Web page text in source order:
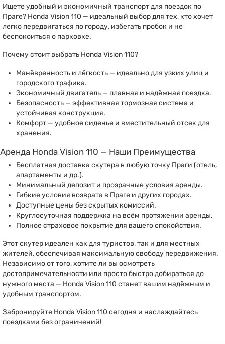
Ищете удобный и экономичный транспорт для поездок по
Праге? Honda Vision 110 — идеальный выбор для тех, кто хочет
легко передвигаться по городу, избегать пробок и не
беспокоиться о парковке.
Почему стоит выбрать Honda Vision 110?
Манёвренность и лёгкость — идеально для узких улиц и
городского трафика.
Экономичный двигатель — плавная и надёжная поездка.
Безопасность — эффективная тормозная система и
устойчивая конструкция.
Комфорт — удобное сиденье и вместительный отсек для
хранения.
Аренда Honda Vision 110 — Наши Преимущества
Бесплатная доставка скутера в любую точку Праги (отель,
апартаменты и др.).
Минимальный депозит и прозрачные условия аренды.
Гибкие условия возврата в Праге и других городах.
Доступные цены без скрытых комиссий.
Круглосуточная поддержка на всём протяжении аренды.
Полное страховое покрытие для вашего спокойствия.
Этот скутер идеален как для туристов, так и для местных
жителей, обеспечивая максимальную свободу передвижения.
Независимо от того, хотите ли вы осмотреть
достопримечательности или просто быстро добираться до
нужного места — Honda Vision 110 станет вашим надёжным и
удобным транспортом.
Забронируйте Honda Vision 110 сегодня и наслаждайтесь
поездками без ограничений!